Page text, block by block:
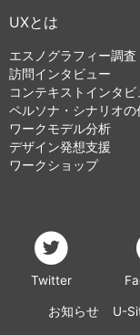
UXとは
エスノグラフィー調査
訪問インタビュー
コンテキストインタビ
ペルソナ・シナリオの
ワークモデル分析
デザイン発想支援
ワークショップ
Twitter
お知らせ U-